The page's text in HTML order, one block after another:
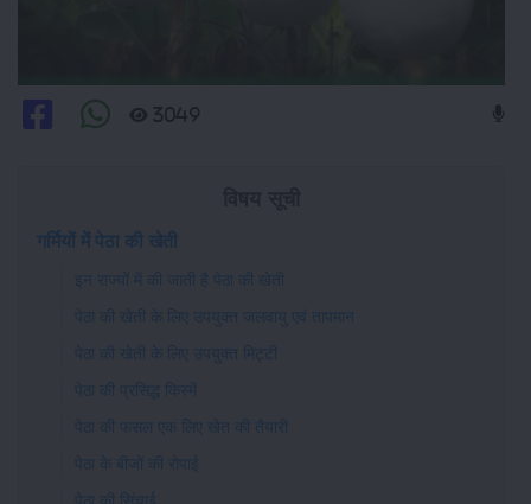
3049
गर्मियों में पेठा की खेती
इन राज्यों में की जाती है पेठा की खेती
पेठा की खेती के लिए उपयुक्त जलवायु एवं तापमान
पेठा की खेती के लिए उपयुक्त मिट्टी
पेठा की प्रसिद्ध किस्में
पेठा की फसल एक लिए खेत की तैयारी
पेठा के बीजों की रोपाई